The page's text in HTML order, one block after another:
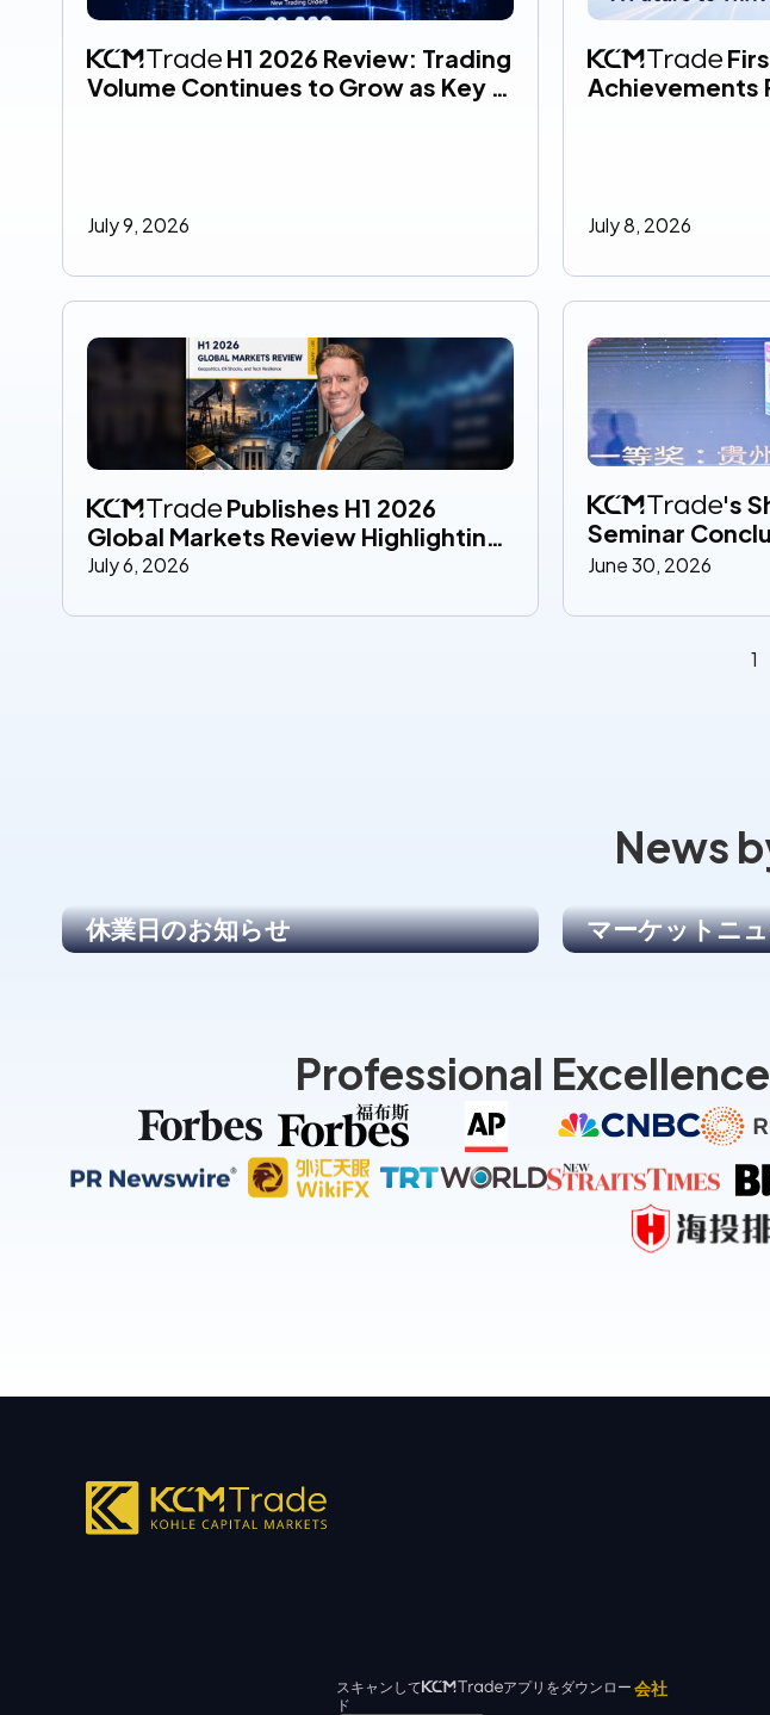
H1 2026 Review: Trading
Volume Continues to Grow as Key
July 9, 2026
Achievements
July 8, 2026
Publishes H1 2026
Global Markets Review Highlighting
Key Macro Drivers
July 6, 2026
's
Seminar
Bringing
Opportunities
June 30, 2026
1
News
休業日のお知らせ マーケットニ
Professional
スキャンして
アプリをダウンロー
ド
会社